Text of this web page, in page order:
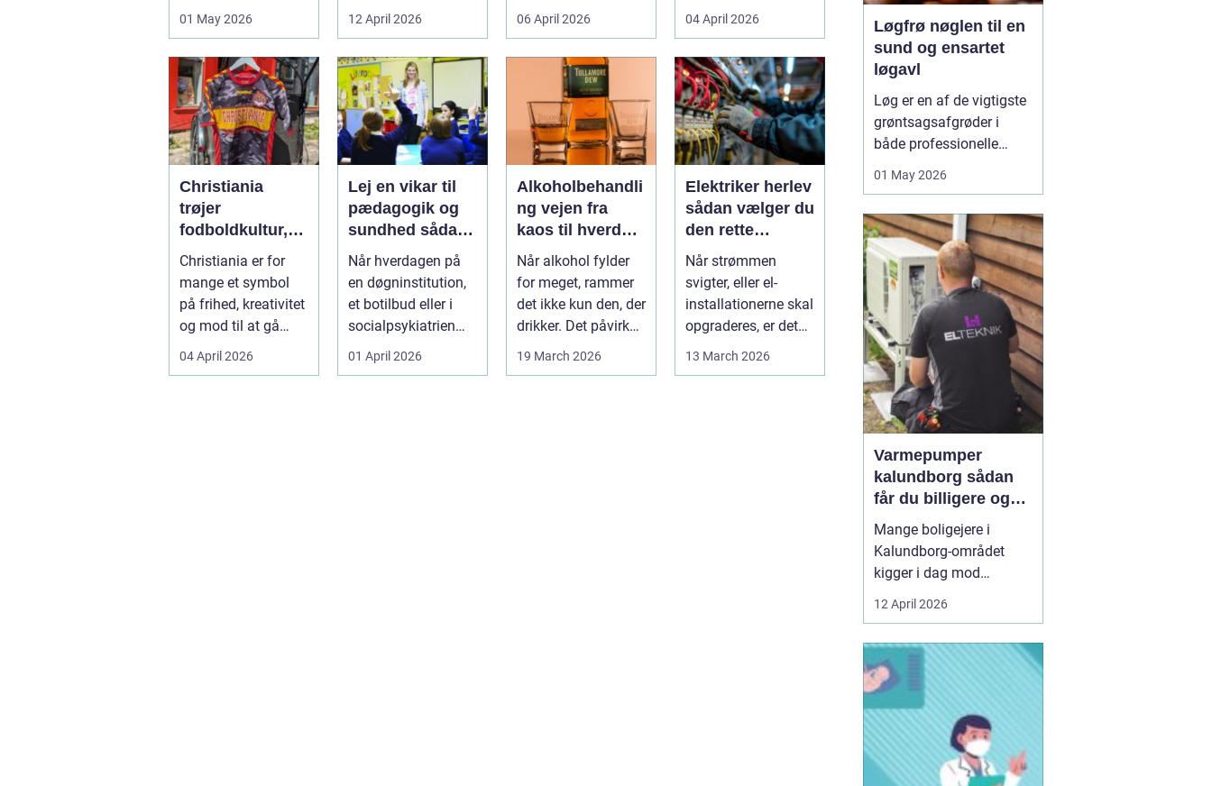
større
landbrugspro...
01 May 2026
varmepumper som
en vej til lavere
varmeregnin...
12 April 2026
sårbar beslutning.
Man skal både føle
si...
06 April 2026
hverdagen. Der er
meget at holde styr
på, ...
04 April 2026
Christiania
trøjer
fodboldkultur,
frihed og fanstil
Christiania er for
mange et symbol
på frihed, kreativitet
og mod til at gå
egne veje. Den
samme ånd ...
04 April 2026
Lej en vikar til
pædagogik og
sundhed sådan
får du den rette
hjælp
Når hverdagen på
en døgninstitution,
et botilbud eller i
socialpsykiatrien
pludselig ændrer
sig, kan...
01 April 2026
Alkoholbehandli
ng vejen fra
kaos til hverdag
med ro
Når alkohol fylder
for meget, rammer
det ikke kun den, der
drikker. Det påvirker
også familie, arbej...
19 March 2026
Elektriker herlev
sådan vælger du
den rette
fagmand til dine
el-opgaver
Når strømmen
svigter, eller el-
installationerne skal
opgraderes, er det
afgørende at have
13 March 2026
Løgfrø nøglen til en
sund og ensartet
løgavl
Løg er en af de vigtigste
grøntsagsafgrøder i
både professionelle
landbrugsproduktioner.
starter med kvaliteten af
Løgfrø, og små forskelle
i frøets sundhed,
sortsege...
01 May 2026
Varmepumper
kalundborg sådan
får du billigere og
mere bæredygtig
varme
Mange boligejere i
Kalundborg-området
kigger i dag mod
varmepumper som en
vej til lavere
behageligt indeklima.
Priserne på energi
svinger, kravene til CO2-
reduktion stiger, og
gamle elradiatorer, olie-
og pillefyr bliver både ...
12 April 2026